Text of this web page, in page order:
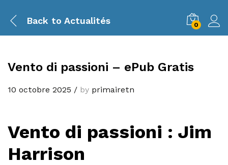
Back to Actualités 0
Vento di passioni – ePub Gratis
10 octobre 2025 / by primairetn
Vento di passioni : Jim
Harrison